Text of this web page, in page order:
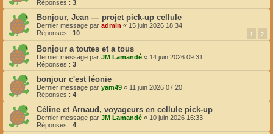
Réponses : 3
Bonjour, Jean — projet pick-up cellule
Dernier message par admin « 15 juin 2026 18:34
Réponses : 10 1 2
Bonjour a toutes et a tous
Dernier message par JM Lamandé « 14 juin 2026 09:31
Réponses : 3
bonjour c'est léonie
Dernier message par yam49 « 11 juin 2026 07:20
Réponses : 4
Céline et Arnaud, voyageurs en cellule pick-up
Dernier message par JM Lamandé « 10 juin 2026 16:33
Réponses : 4